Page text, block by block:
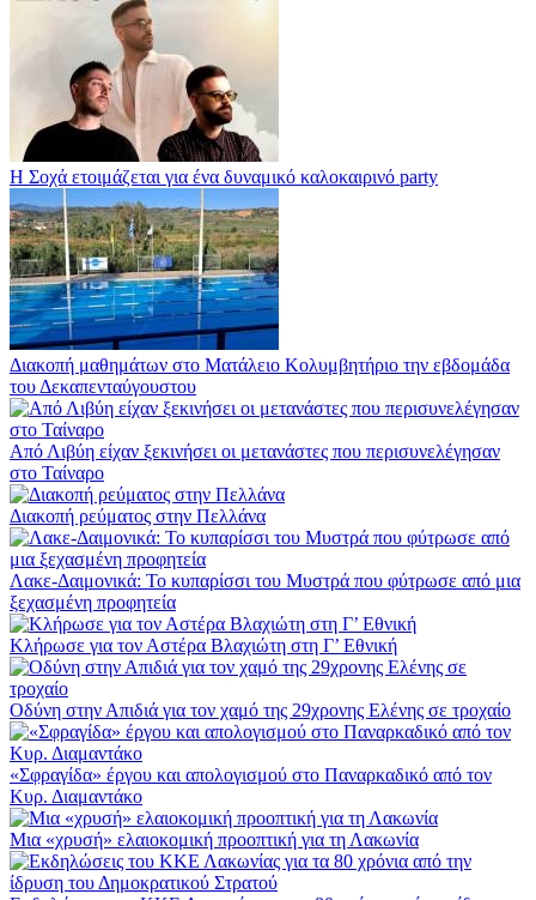
Η Σοχά ετοιμάζεται για ένα δυναμικό καλοκαιρινό party
Διακοπή μαθημάτων στο Ματάλειο Κολυμβητήριο την εβδομάδα
του Δεκαπενταύγουστου
Από Λιβύη είχαν ξεκινήσει οι μετανάστες που περισυνελέγησαν
στο Ταίναρο
Διακοπή ρεύματος στην Πελλάνα
Λακε-Δαιμονικά: Το κυπαρίσσι του Μυστρά που φύτρωσε από μια
ξεχασμένη προφητεία
Κλήρωσε για τον Αστέρα Βλαχιώτη στη Γ’ Εθνική
Οδύνη στην Απιδιά για τον χαμό της 29χρονης Ελένης σε τροχαίο
«Σφραγίδα» έργου και απολογισμού στο Παναρκαδικό από τον
Κυρ. Διαμαντάκο
Μια «χρυσή» ελαιοκομική προοπτική για τη Λακωνία